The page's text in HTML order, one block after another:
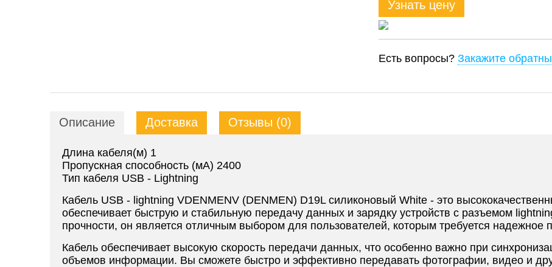
Узнать цену
Есть вопросы? Закажите
Описание Доставка Отзывы (0)
Длина кабеля(м) 1
Пропускная способность (мА) 2400
Тип кабеля USB - Lightning
Кабель USB - lightning VDENMENV (DENMEN) D19L силиконовый White - это
обеспечивает быструю и стабильную передачу данных и зарядку устройств с разъемом
прочности, он является отличным выбором для пользователей, которым требуется надежное
Кабель обеспечивает высокую скорость передачи данных, что особенно важно при
объемов информации. Вы сможете быстро и эффективно передавать фотографии, видео и